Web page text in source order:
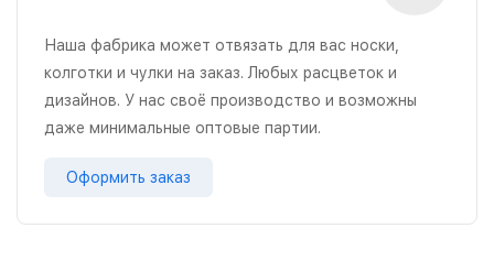
Наша фабрика может отвязать для вас носки,
колготки и чулки на заказ. Любых расцветок и
дизайнов. У нас своё производство и возможны
даже минимальные оптовые партии.
Оформить заказ